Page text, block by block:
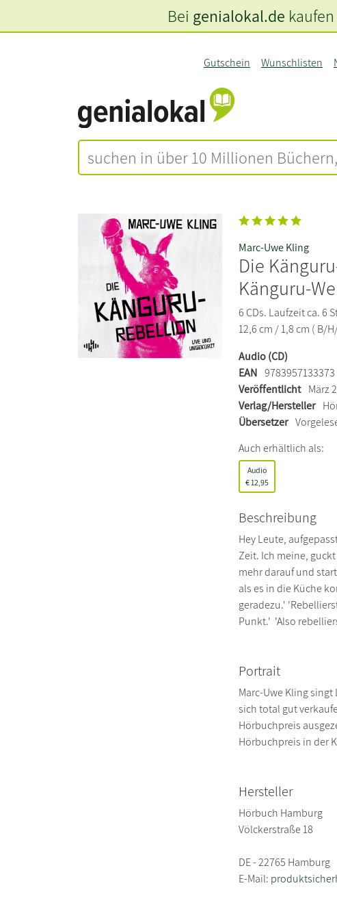
Gutschein Wunschlisten
Bei genialokal.de
Marc-Uwe Kling
Die
Känguru-
6 CDs. Laufzeit ca. 6
12,6 cm / 1,8 cm ( B/
Audio (CD)
EAN 9783957133373
Veröffentlicht März
Verlag/Hersteller
Übersetzer
Auch erhältlich als:
Audio
€ 12,95
Beschreibung
Hey Leute,
Zeit. Ich meine,
mehr darauf und
als es in die Küche
geradezu.'
Punkt.' 'Also
Portrait
Marc-Uwe Kling
sich total gut
Hörbuchpreis
Hörbuchpreis in der
Hersteller
Hörbuch Hamburg
Völckerstraße 18
DE - 22765 Hamburg
E-Mail: